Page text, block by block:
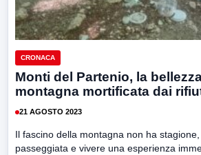
CRONACA
Monti del Partenio, la
montagna mortificata dai
21 AGOSTO 2023
Il fascino della montagna non ha
passeggiata e vivere una esperienza